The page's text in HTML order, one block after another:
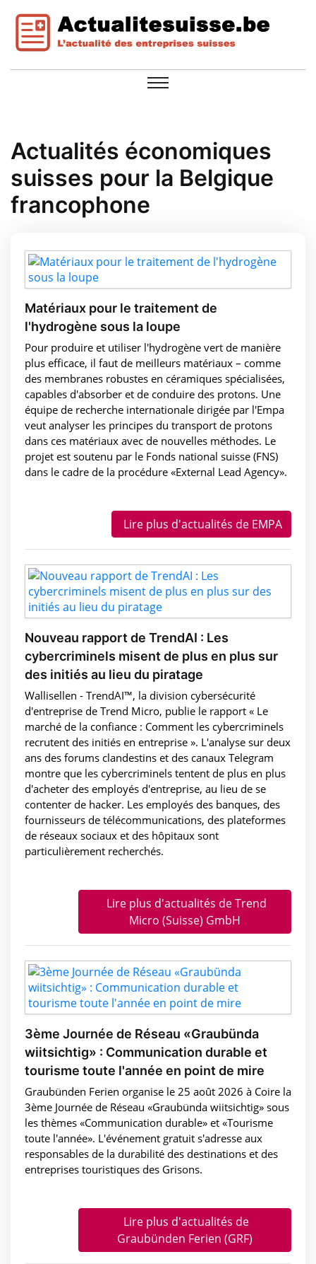
Actualités économiques
suisses pour la Belgique
francophone
Matériaux pour le traitement de
l'hydrogène sous la loupe
Pour produire et utiliser l'hydrogène vert de manière
plus efficace, il faut de meilleurs matériaux – comme
des membranes robustes en céramiques spécialisées,
capables d'absorber et de conduire des protons. Une
équipe de recherche internationale dirigée par l'Empa
veut analyser les principes du transport de protons
dans ces matériaux avec de nouvelles méthodes. Le
projet est soutenu par le Fonds national suisse (FNS)
dans le cadre de la procédure «External Lead Agency».
Lire plus d'actualités de EMPA
Nouveau rapport de TrendAI : Les
cybercriminels misent de plus en plus sur
des initiés au lieu du piratage
Wallisellen - TrendAI™, la division cybersécurité
d'entreprise de Trend Micro, publie le rapport « Le
marché de la confiance : Comment les cybercriminels
recrutent des initiés en entreprise ». L'analyse sur deux
ans des forums clandestins et des canaux Telegram
montre que les cybercriminels tentent de plus en plus
d'acheter des employés d'entreprise, au lieu de se
contenter de hacker. Les employés des banques, des
fournisseurs de télécommunications, des plateformes
de réseaux sociaux et des hôpitaux sont
particulièrement recherchés.
Lire plus d'actualités de Trend
Micro (Suisse) GmbH
3ème Journée de Réseau «Graubünda
wiitsichtig» : Communication durable et
tourisme toute l'année en point de mire
Graubünden Ferien organise le 25 août 2026 à Coire la
3ème Journée de Réseau «Graubünda wiitsichtig» sous
les thèmes «Communication durable» et «Tourisme
toute l'année». L'événement gratuit s'adresse aux
responsables de la durabilité des destinations et des
entreprises touristiques des Grisons.
Lire plus d'actualités de
Graubünden Ferien (GRF)